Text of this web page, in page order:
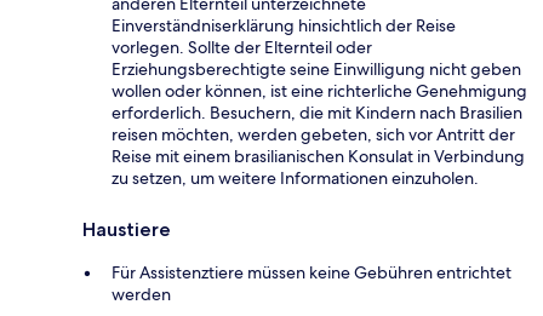
Einverständniserklärung hinsichtlich der Reise
vorlegen. Sollte der Elternteil oder
Erziehungsberechtigte seine Einwilligung nicht geben
wollen oder können, ist eine richterliche Genehmigung
erforderlich. Besuchern, die mit Kindern nach Brasilien
reisen möchten, werden gebeten, sich vor Antritt der
Reise mit einem brasilianischen Konsulat in Verbindung
zu setzen, um weitere Informationen einzuholen.
Haustiere
Für Assistenztiere müssen keine Gebühren entrichtet
werden